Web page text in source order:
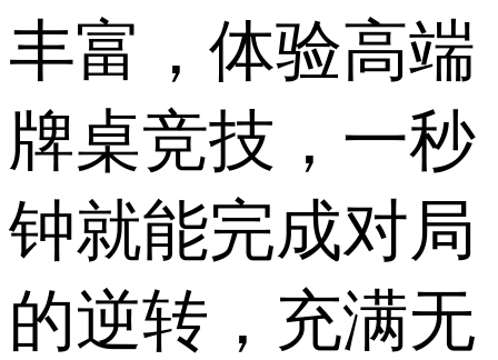
丰富，体验高端
牌桌竞技，一秒
钟就能完成对局
的逆转，充满无